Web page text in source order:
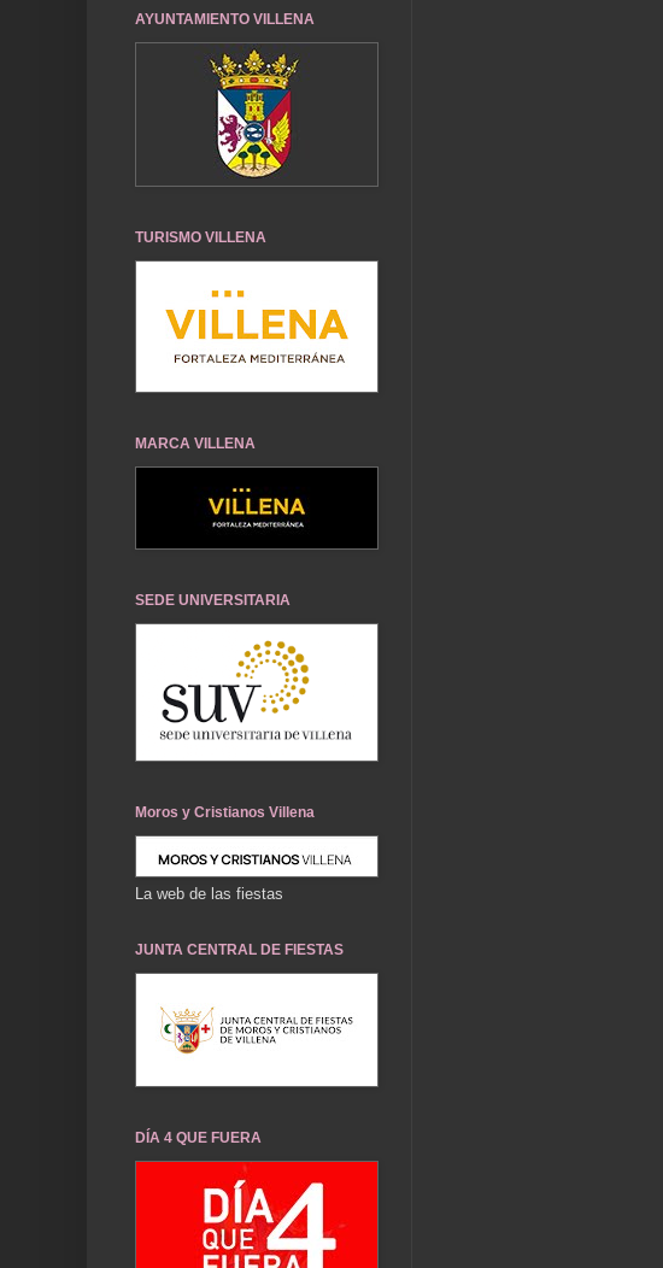
AYUNTAMIENTO VILLENA
TURISMO VILLENA
MARCA VILLENA
SEDE UNIVERSITARIA
Moros y Cristianos Villena
La web de las fiestas
JUNTA CENTRAL DE FIESTAS
DÍA 4 QUE FUERA